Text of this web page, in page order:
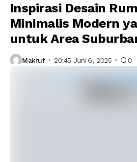
Inspirasi Desain
Minimalis Modern
untuk Area
Makruf 20:45 Juni 6, 2025 0